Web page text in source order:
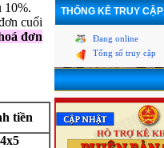
10%.
cuối
đơn
tiền
THỐNG KÊ TRUY CẬP
Đang online
Tổng số truy cập